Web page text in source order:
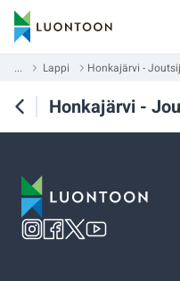
... Lappi Honkajärvi -
Honkajärvi -